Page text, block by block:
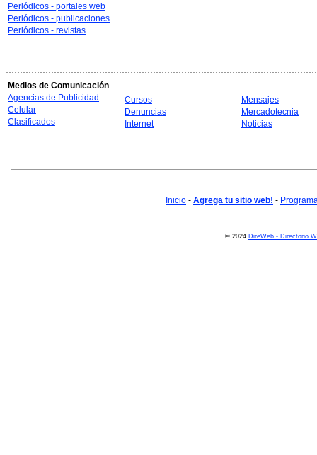
Periódicos - portales web
Periódicos - publicaciones
Periódicos - revistas
Medios de Comunicación
Agencias de Publicidad
Celular
Clasificados
Cursos
Denuncias
Internet
Mensajes
Mercadotecnia
Noticias
Inicio - Agrega tu sitio web! -
© 2024 DireWeb - Directorio